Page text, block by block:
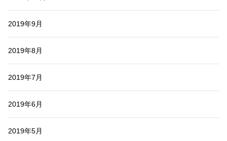
2019年9月
2019年8月
2019年7月
2019年6月
2019年5月